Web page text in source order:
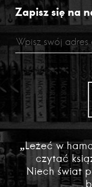
Zapisz się na
„Leżeć w
czytać
Niech świat